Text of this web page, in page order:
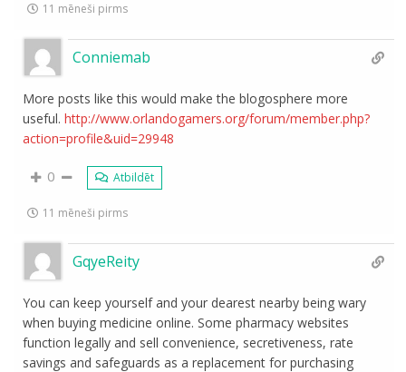
11 mēneši pirms
Conniemab
More posts like this would make the blogosphere more
useful.http://www.orlandogamers.org/forum/member.php?
action=profile&uid=29948
0 Atbildēt
11 mēneši pirms
GqyeReity
You can keep yourself and your dearest nearby being wary
when buying medicine online. Some pharmacy websites
function legally and sell convenience, secretiveness, rate
savings and safeguards as a replacement for purchasing